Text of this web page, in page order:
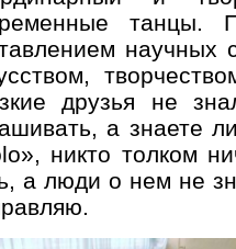
танцы.
научных
друзья не
а знаете
никто толком
а люди о нем не